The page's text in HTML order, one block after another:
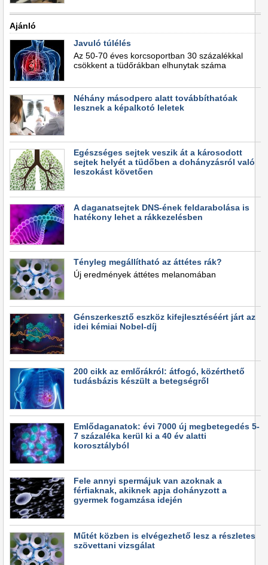
Ajánló
Javuló túlélés
Az 50-70 éves korcsoportban 30 százalékkal
csökkent a tüdőrákban elhunytak száma
Néhány másodperc alatt továbbíthatóak
lesznek a képalkotó leletek
Egészséges sejtek veszik át a károsodott
sejtek helyét a tüdőben a dohányzásról való
leszokást követően
A daganatsejtek DNS-ének feldarabolása is
hatékony lehet a rákkezelésben
Tényleg megállítható az áttétes rák?
Új eredmények áttétes melanomában
Génszerkesztő eszköz kifejlesztéséért járt az
idei kémiai Nobel-díj
200 cikk az emlőrákról: átfogó, közérthető
tudásbázis készült a betegségről
Emlődaganatok: évi 7000 új megbetegedés 5-
7 százaléka kerül ki a 40 év alatti
korosztályból
Fele annyi spermájuk van azoknak a
férfiaknak, akiknek apja dohányzott a
gyermek fogamzása idején
Műtét közben is elvégezhető lesz a részletes
szövettani vizsgálat